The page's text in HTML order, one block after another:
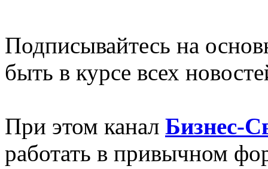
Подписывайтесь на
быть в курсе всех
При этом канал Бизнес-
работать в привычном